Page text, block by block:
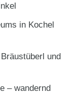
in Kochel
und
– wandernd